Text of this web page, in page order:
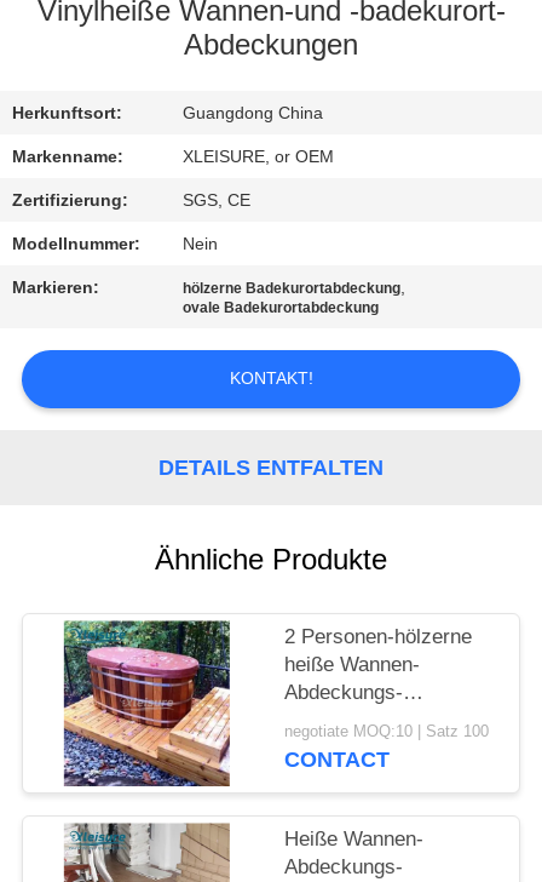
CONTROL
US
REQUEST
A
QUOTE
SITEMAP
Vinylheiße Wannen-und -badekurort-
Abdeckungen
Herkunftsort: Guangdong China
Markenname: XLEISURE, or OEM
Zertifizierung: SGS, CE
Modellnummer: Nein
Markieren: hölzerne Badekurortabdeckung,
ovale Badekurortabdeckung
KONTAKT!
DETAILS ENTFALTEN
Ähnliche Produkte
2 Personen-hölzerne
heiße Wannen-
Abdeckungs-
Innenisolierungs-heiße
Wannen-Badekurort-
negotiate MOQ:10 | Satz 100
CONTACT
Heiße Wannen-
Abdeckungs-